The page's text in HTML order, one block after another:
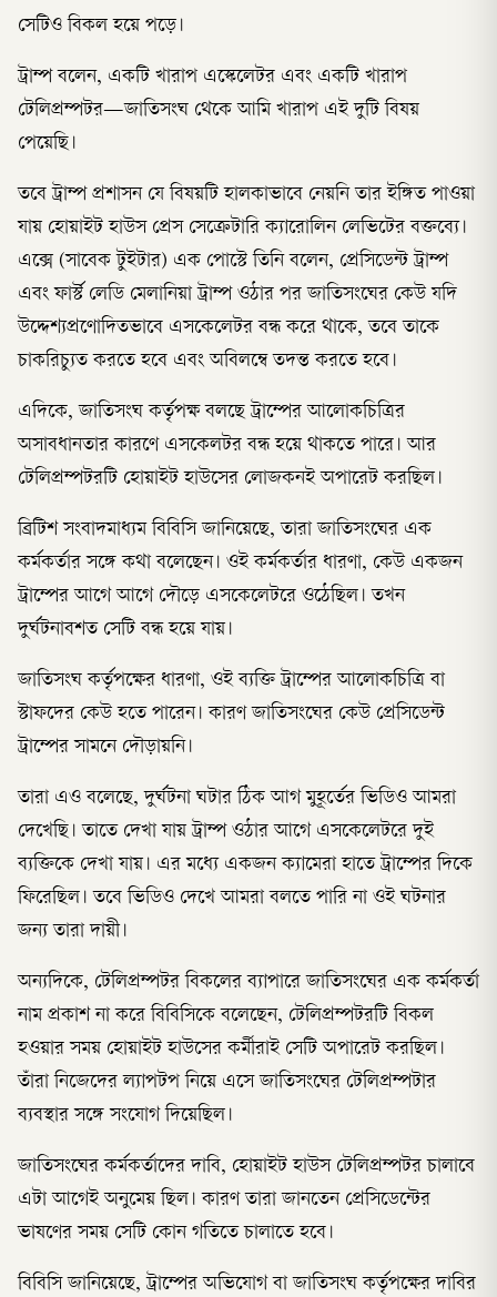
সেটিও বিকল হয়ে পড়ে।
ট্রাম্প বলেন, একটি খারাপ এস্কেলেটর এবং একটি খারাপ
টেলিপ্রম্পটর—জাতিসংঘ থেকে আমি খারাপ এই দুটি বিষয়
পেয়েছি।
তবে ট্রাম্প প্রশাসন যে বিষয়টি হালকাভাবে নেয়নি তার ইঙ্গিত পাওয়া
যায় হোয়াইট হাউস প্রেস সেক্রেটারি ক্যারোলিন লেভিটের বক্তব্যে।
এক্সে (সাবেক টুইটার) এক পোস্টে তিনি বলেন, প্রেসিডেন্ট ট্রাম্প
এবং ফার্স্ট লেডি মেলানিয়া ট্রাম্প ওঠার পর জাতিসংঘের কেউ যদি
উদ্দেশ্যপ্রণোদিতভাবে এসকেলেটর বন্ধ করে থাকে, তবে তাকে
চাকরিচ্যুত করতে হবে এবং অবিলম্বে তদন্ত করতে হবে।
এদিকে, জাতিসংঘ কর্তৃপক্ষ বলছে ট্রাম্পের আলোকচিত্রির
অসাবধানতার কারণে এসকেলটর বন্ধ হয়ে থাকতে পারে। আর
টেলিপ্রম্পটরটি হোয়াইট হাউসের লোজকনই অপারেট করছিল।
ব্রিটিশ সংবাদমাধ্যম বিবিসি জানিয়েছে, তারা জাতিসংঘের এক
কর্মকর্তার সঙ্গে কথা বলেছেন। ওই কর্মকর্তার ধারণা, কেউ একজন
ট্রাম্পের আগে আগে দৌড়ে এসকেলেটরে ওঠেছিল। তখন
দুর্ঘটনাবশত সেটি বন্ধ হয়ে যায়।
জাতিসংঘ কর্তৃপক্ষের ধারণা, ওই ব্যক্তি ট্রাম্পের আলোকচিত্রি বা
স্টাফদের কেউ হতে পারেন। কারণ জাতিসংঘের কেউ প্রেসিডেন্ট
ট্রাম্পের সামনে দৌড়ায়নি।
তারা এও বলেছে, দুর্ঘটনা ঘটার ঠিক আগ মুহূর্তের ভিডিও আমরা
দেখেছি। তাতে দেখা যায় ট্রাম্প ওঠার আগে এসকেলেটরে দুই
ব্যক্তিকে দেখা যায়। এর মধ্যে একজন ক্যামেরা হাতে ট্রাম্পের দিকে
ফিরেছিল। তবে ভিডিও দেখে আমরা বলতে পারি না ওই ঘটনার
জন্য তারা দায়ী।
অন্যদিকে, টেলিপ্রম্পটর বিকলের ব্যাপারে জাতিসংঘের এক কর্মকর্তা
নাম প্রকাশ না করে বিবিসিকে বলেছেন, টেলিপ্রম্পটরটি বিকল
হওয়ার সময় হোয়াইট হাউসের কর্মীরাই সেটি অপারেট করছিল।
তাঁরা নিজেদের ল্যাপটপ নিয়ে এসে জাতিসংঘের টেলিপ্রম্পটার
ব্যবস্থার সঙ্গে সংযোগ দিয়েছিল।
জাতিসংঘের কর্মকর্তাদের দাবি, হোয়াইট হাউস টেলিপ্রম্পটর চালাবে
এটা আগেই অনুমেয় ছিল। কারণ তারা জানতেন প্রেসিডেন্টের
ভাষণের সময় সেটি কোন গতিতে চালাতে হবে।
বিবিসি জানিয়েছে, ট্রাম্পের অভিযোগ বা জাতিসংঘ কর্তৃপক্ষের দাবির